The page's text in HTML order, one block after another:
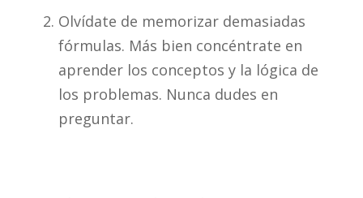
Olvídate de memorizar demasiadas
fórmulas. Más bien concéntrate en
aprender los conceptos y la lógica de
los problemas. Nunca dudes en
preguntar.